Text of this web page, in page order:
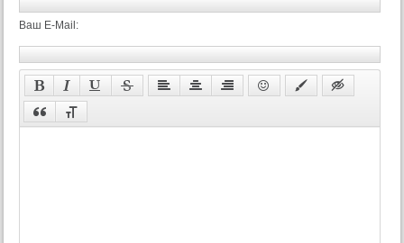
42 серия
44 серия
45 серия
46 серия
Ваш E-Mail: